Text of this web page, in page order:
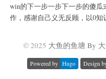
win的下一步一步下一步的傻瓜
作，感谢自己义无反顾，以0
© 2025 大鱼的鱼塘 By 大
Powered by Hugo Design